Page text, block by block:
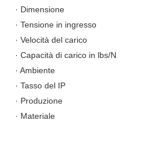
· Dimensione
· Tensione in ingresso
· Velocità del carico
· Capacità di carico in lbs/N
· Ambiente
· Tasso del IP
· Produzione
· Materiale